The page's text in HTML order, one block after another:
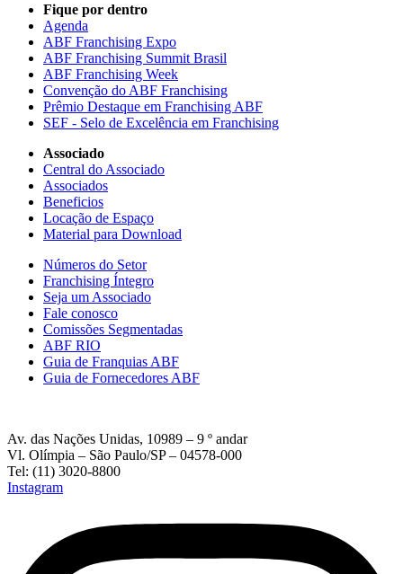
Fique por dentro
Agenda
ABF Franchising Expo
ABF Franchising Summit Brasil
ABF Franchising Week
Convenção do ABF Franchising
Prêmio Destaque em Franchising ABF
SEF - Selo de Excelência em Franchising
Associado
Central do Associado
Associados
Beneficios
Locação de Espaço
Material para Download
Números do Setor
Franchising Íntegro
Seja um Associado
Fale conosco
Comissões Segmentadas
ABF RIO
Guia de Franquias ABF
Guia de Fornecedores ABF
Av. das Nações Unidas, 10989 – 9 º andar
Vl. Olímpia – São Paulo/SP – 04578-000
Tel: (11) 3020-8800
Instagram